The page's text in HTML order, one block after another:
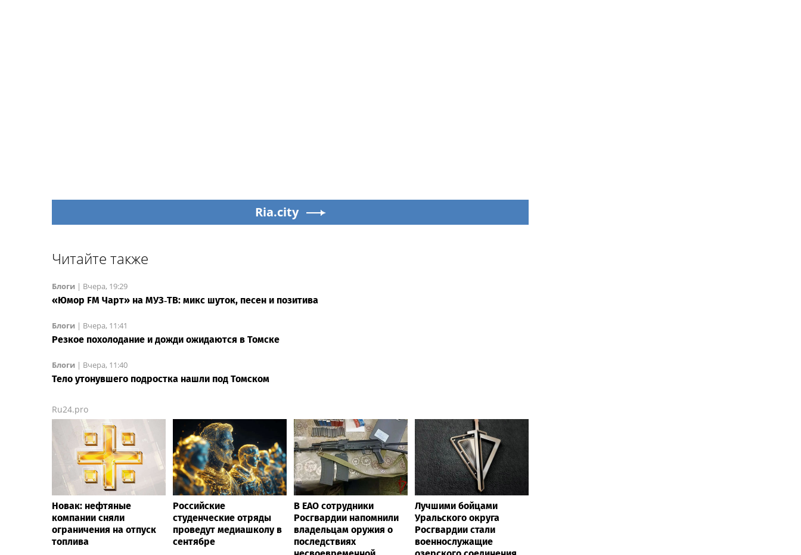
Ria.city
Читайте также
Блоги | Вчера, 19:29
«Юмор FM Чарт» на МУЗ‑ТВ: микс шуток, песен и позитива
Блоги | Вчера, 11:41
Резкое похолодание и дожди ожидаются в Томске
Блоги | Вчера, 11:40
Тело утонувшего подростка нашли под Томском
Ru24.pro
Новак: нефтяные
компании сняли
ограничения на отпуск
топлива
Российские
студенческие отряды
проведут медиашколу в
сентябре
В ЕАО сотрудники
Росгвардии напомнили
владельцам оружия о
последствиях
Лучшими бойцами
Уральского округа
Росгвардии стали
военнослужащие